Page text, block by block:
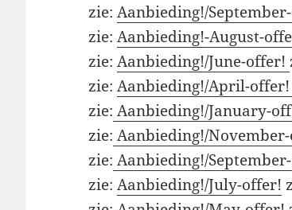
zie:Aanbieding!/
zie:Aanbieding!-August-
zie:Aanbieding!/June-offer!
zie:Aanbieding!/April-
zie: Aanbieding!/January-
zie: Aanbieding!/
zie: Aanbieding!/
zie:Aanbieding!/July-offer!